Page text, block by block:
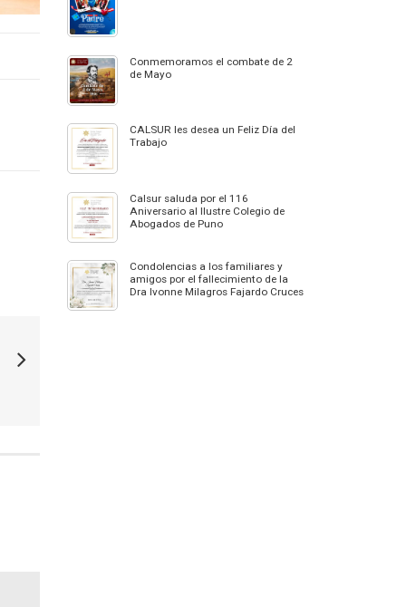
Conmemoramos el combate de 2
de Mayo
CALSUR les desea un Feliz Día del
Trabajo
Calsur saluda por el 116
Aniversario al Ilustre Colegio de
Abogados de Puno
Condolencias a los familiares y
amigos por el fallecimiento de la
Dra Ivonne Milagros Fajardo Cruces